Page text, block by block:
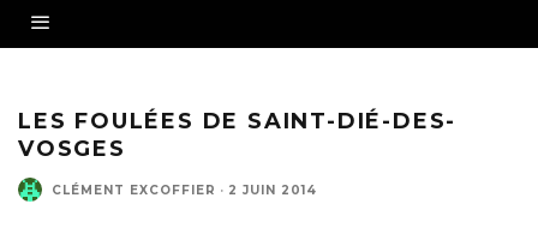
LES FOULÉES DE SAINT-DIÉ-DES-
VOSGES
CLÉMENT EXCOFFIER · 2 JUIN 2014